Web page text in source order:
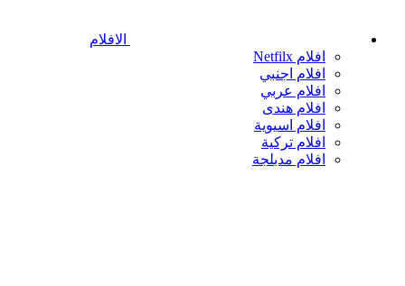
الافلام
افلام Netfilx
افلام اجنبي
افلام عربي
افلام هندى
افلام اسيوية
افلام تركية
افلام مدبلجة